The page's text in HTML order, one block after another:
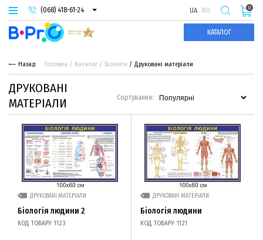
(068) 418-61-24
(093) 974-66-94
(095) 987-29-55
UA RU
КАТАЛОГ
0
Назад Головна Каталог Біологія Друковані матеріали
ДРУКОВАНІ
МАТЕРІАЛИ
Сортування:
ДРУКОВАНІ МАТЕРІАЛИ
Біологія людини 2
КОД ТОВАРУ: 1123
ДРУКОВАНІ МАТЕРІАЛИ
Біологія людини
КОД ТОВАРУ: 1121